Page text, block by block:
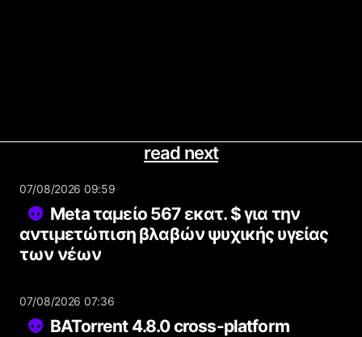
read next
07/08/2026 09:59
Meta ταμείο 567 εκατ. $ για την
αντιμετώπιση βλαβών ψυχικής υγείας
των νέων
07/08/2026 07:36
BATorrent 4.8.0 cross-platform